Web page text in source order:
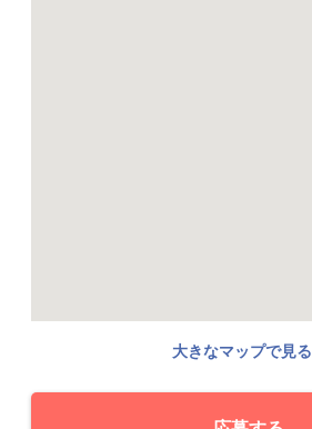
大きなマップで見る